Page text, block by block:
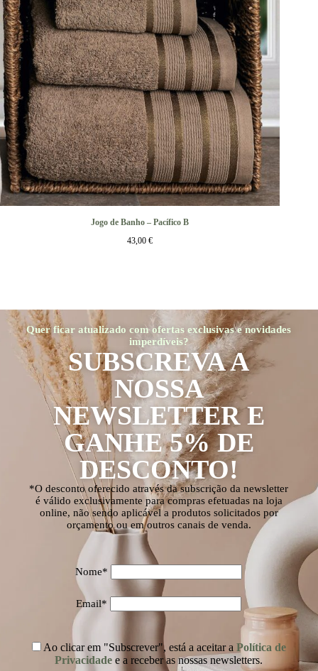
Jogo de Banho – Pacífico B
43,00€
Quer ficar atualizado com ofertas exclusivas e novidades
imperdíveis?
SUBSCREVA A
NOSSA
NEWSLETTER E
GANHE 5% DE
DESCONTO!
*O desconto oferecido através da subscrição da newsletter
é válido exclusivamente para compras efetuadas na loja
online, não sendo aplicável a produtos solicitados por
orçamento ou em outros canais de venda.
Nome*
Email*
Ao clicar em "Subscrever", está a aceitar a Política de
Privacidade e a receber as nossas newsletters.